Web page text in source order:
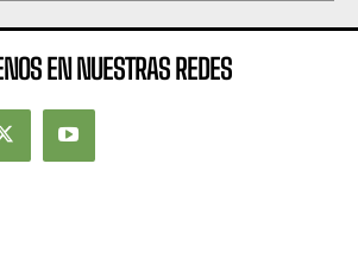
EN NUESTRAS REDES